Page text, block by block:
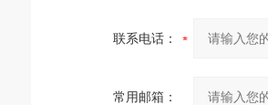
联系电话：
常用邮箱：